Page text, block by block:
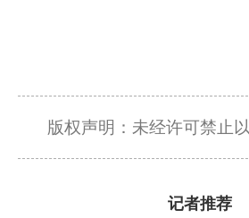
版权声明：未经许可禁止
记者推荐